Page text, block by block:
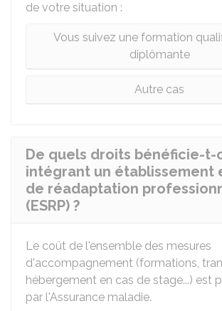
de votre situation :
Vous suivez une formation
diplômante
Autre cas
De quels droits bénéficie-t-
intégrant un établissement
de réadaptation
(ESRP) ?
Le coût de l'ensemble des mesures
d'accompagnement (formations,
hébergement en cas de stage...) est
par l'Assurance maladie.